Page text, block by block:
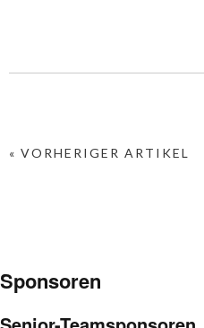
« VORHERIGER ARTIKEL
Sponsoren